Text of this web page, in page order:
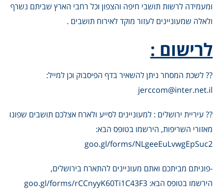
ומעמידה לרשות תושבי חיפה והצפון וכל רחבי הארץ שביתם נשרף
ולאלה שמעוניינים לעזור מוקד לאירוח תושבים .
לרישום :
?
?לשכת המסחר ניתן להשאיר בדף הפיסבוק וכן למייל:
jerccom@inter.net.il
?
? עיריית ירושלים : למעוניינים לסייע ולארח אצלכם תושבים שפונו
מאזורי השריפות, הירשמו בטופס הבא:
goo.gl/forms/NLgeeEuLvwgEpSuc2
-פוניתם מביתכם ואתם מעוניינים להתארח בירושלים,
הירשמו בטופס הבא: goo.gl/forms/rCCnyyK60Ti1C43F3